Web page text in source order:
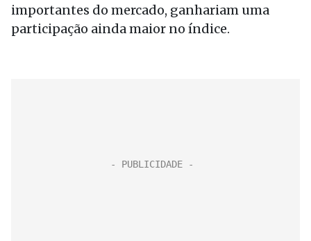
importantes do mercado, ganhariam uma
participação ainda maior no índice.